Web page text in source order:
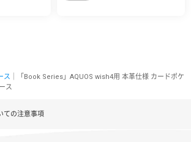
ス ｜「Book Series」AQUOS wish4用 本革仕様 カードポケ
ス
ての注意事項